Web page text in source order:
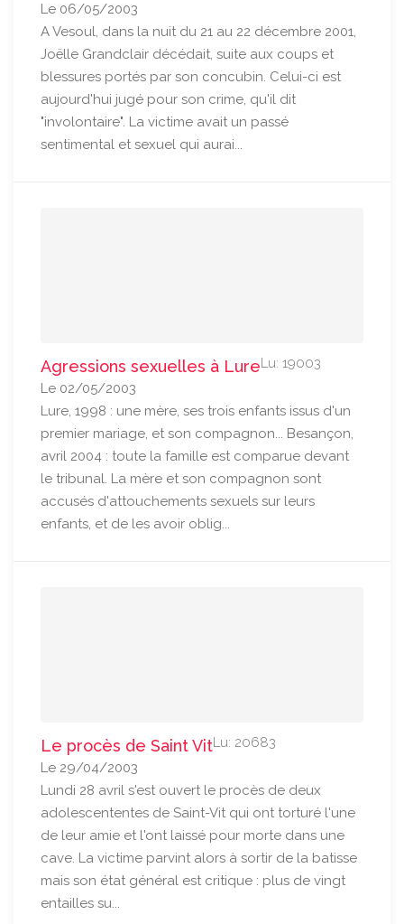
Le 06/05/2003
A Vesoul, dans la nuit du 21 au 22 décembre 2001,
Joëlle Grandclair décédait, suite aux coups et
blessures portés par son concubin. Celui-ci est
aujourd'hui jugé pour son crime, qu'il dit
"involontaire". La victime avait un passé
sentimental et sexuel qui aurai...
Agressions sexuelles à LureLu: 19003
Le 02/05/2003
Lure, 1998 : une mère, ses trois enfants issus d'un
premier mariage, et son compagnon... Besançon,
avril 2004 : toute la famille est comparue devant
le tribunal. La mère et son compagnon sont
accusés d'attouchements sexuels sur leurs
enfants, et de les avoir oblig...
Le procès de Saint VitLu: 20683
Le 29/04/2003
Lundi 28 avril s'est ouvert le procès de deux
adolescententes de Saint-Vit qui ont torturé l'une
de leur amie et l'ont laissé pour morte dans une
cave. La victime parvint alors à sortir de la batisse
mais son état général est critique : plus de vingt
entailles su...